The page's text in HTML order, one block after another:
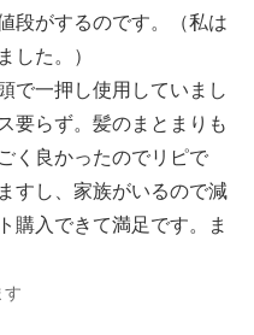
段がするのです。（私は
した。）
で一押し使用していまし
要らず。髪のまとまりも
く良かったのでリピで
すし、家族がいるので減
購入できて満足です。ま
す